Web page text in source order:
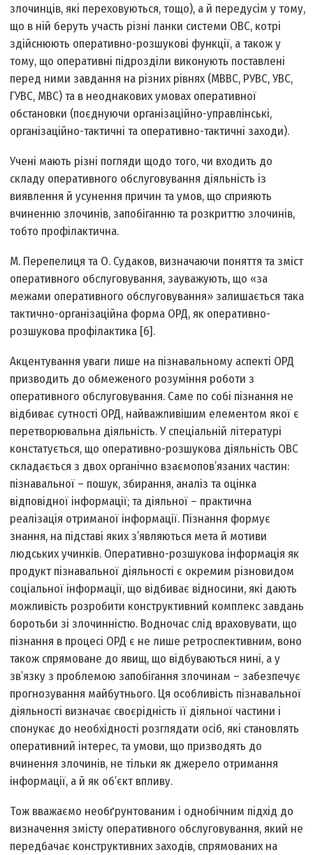
злочинців, які переховуються, тощо), а й передусім у тому,
що в ній беруть участь різні ланки системи ОВС, котрі
здійснюють оперативно-розшукові функції, а також у
тому, що оперативні підрозділи виконують поставлені
перед ними завдання на різних рівнях (МВВС, РУВС, УВС,
ГУВС, МВС) та в неоднакових умовах оперативної
обстановки (поєднуючи організаційно-управлінські,
організаційно-тактичні та оперативно-тактичні заходи).
Учені мають різні погляди щодо того, чи входить до
складу оперативного обслуговування діяльність із
виявлення й усунення причин та умов, що сприяють
вчиненню злочинів, запобіганню та розкриттю злочинів,
тобто профілактична.
М. Перепелиця та О. Судаков, визначаючи поняття та зміст
оперативного обслуговування, зауважують, що «за
межами оперативного обслуговування» залишається така
тактично-організаційна форма ОРД, як оперативно-
розшукова профілактика [6].
Акцентування уваги лише на пізнавальному аспекті ОРД
призводить до обмеженого розуміння роботи з
оперативного обслуговування. Саме по собі пізнання не
відбиває сутності ОРД, найважливішим елементом якої є
перетворювальна діяльність. У спеціальній літературі
констатується, що оперативно-розшукова діяльність ОВС
складається з двох органічно взаємопов’язаних частин:
пізнавальної – пошук, збирання, аналіз та оцінка
відповідної інформації; та діяльної – практична
реалізація отриманої інформації. Пізнання формує
знання, на підставі яких з’являються мета й мотиви
людських учинків. Оперативно-розшукова інформація як
продукт пізнавальної діяльності є окремим різновидом
соціальної інформації, що відбиває відносини, які дають
можливість розробити конструктивний комплекс завдань
боротьби зі злочинністю. Водночас слід враховувати, що
пізнання в процесі ОРД є не лише ретроспективним, воно
також спрямоване до явищ, що відбуваються нині, а у
зв’язку з проблемою запобігання злочинам – забезпечує
прогнозування майбутнього. Ця особливість пізнавальної
діяльності визначає своєрідність її діяльної частини і
спонукає до необхідності розглядати осіб, які становлять
оперативний інтерес, та умови, що призводять до
вчинення злочинів, не тільки як джерело отримання
інформації, а й як об’єкт впливу.
Тож вважаємо необґрунтованим і однобічним підхід до
визначення змісту оперативного обслуговування, який не
передбачає конструктивних заходів, спрямованих на